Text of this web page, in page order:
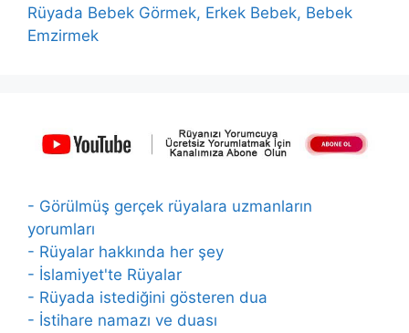
Rüyada Bebek Görmek, Erkek Bebek, Bebek
Emzirmek
- Görülmüş gerçek rüyalara uzmanların
yorumları
- Rüyalar hakkında her şey
- İslamiyet'te Rüyalar
- Rüyada istediğini gösteren dua
- İstihare namazı ve duası